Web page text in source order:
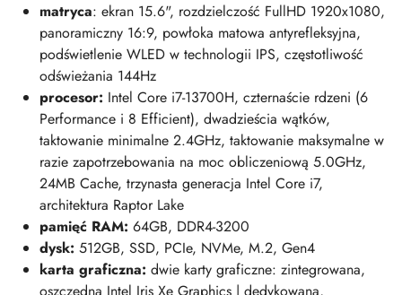
matryca: ekran 15.6", rozdzielczość FullHD 1920x1080,
panoramiczny 16:9, powłoka matowa antyrefleksyjna,
podświetlenie WLED w technologii IPS, częstotliwość
odświeżania 144Hz
procesor: Intel Core i7-13700H, czternaście rdzeni (6
Performance i 8 Efficient), dwadzieścia wątków,
taktowanie minimalne 2.4GHz, taktowanie maksymalne w
razie zapotrzebowania na moc obliczeniową 5.0GHz,
24MB Cache, trzynasta generacja Intel Core i7,
architektura Raptor Lake
pamięć RAM: 64GB, DDR4-3200
dysk: 512GB, SSD, PCIe, NVMe, M.2, Gen4
karta graficzna: dwie karty graficzne: zintegrowana,